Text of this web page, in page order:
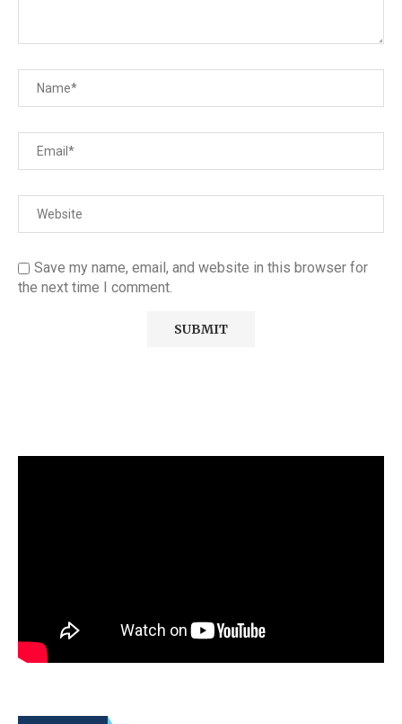
Save my name, email, and website in this browser for
the next time I comment.